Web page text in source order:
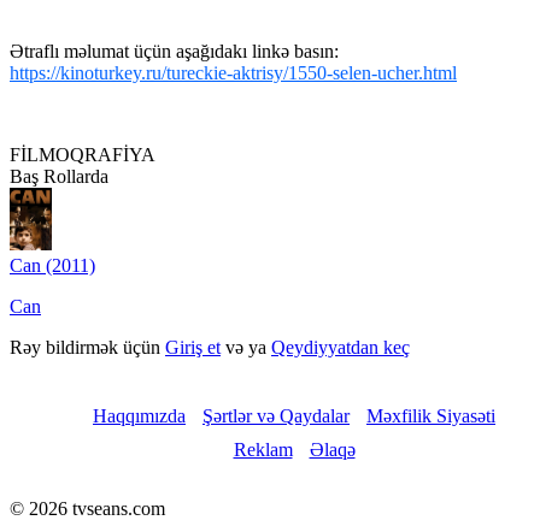
Ətraflı məlumat üçün aşağıdakı linkə basın:
https://kinoturkey.ru/tureckie-aktrisy/1550-selen-ucher.html
FİLMOQRAFİYA
Baş Rollarda
Can (2011)
Can
Rəy bildirmək üçün Giriş et və ya Qeydiyyatdan keç
Haqqımızda Şərtlər və Qaydalar
Məxfilik Siyasəti
Reklam
Əlaqə
© 2026 tvseans.com